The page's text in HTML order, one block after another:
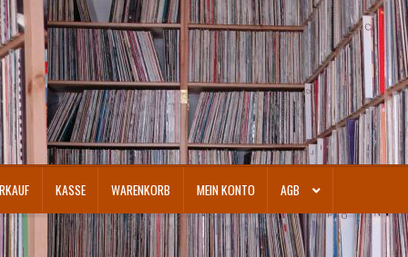
KASSE WARENKORB MEIN KONTO AGB